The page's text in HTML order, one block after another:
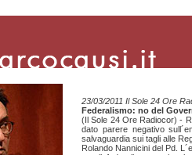
23/03/2011 Il Sole 24 Ore
Federalismo: no del
(Il Sole 24 Ore Radiocor) -
dato parere negativo
salvaguardia sui tagli alle
Rolando Nannicini del Pd.